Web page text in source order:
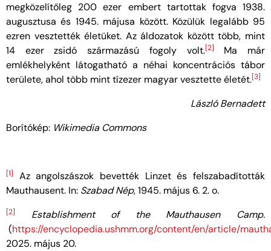
megközelítőleg 200 ezer embert tartottak fogva 1938.
augusztusa és 1945. májusa között. Közülük legalább 95
ezren vesztették életüket. Az áldozatok között több, mint
14 ezer zsidó származású fogoly volt.[2]
Ma már
emlékhelyként látogatható a néhai koncentrációs tábor
területe, ahol több mint tízezer magyar vesztette életét.[3]
László Bernadett
Borítókép: Wikimedia Commons
[1]
Az angolszászok bevették Linzet és felszabadították
Mauthausent. In: Szabad Nép, 1945. május 6. 2. o.
[2]
Establishment of the Mauthausen Camp.
(https://encyclopedia.ushmm.org/content/en/article/
2025. május 20.